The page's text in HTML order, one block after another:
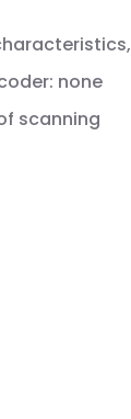
none
scanning